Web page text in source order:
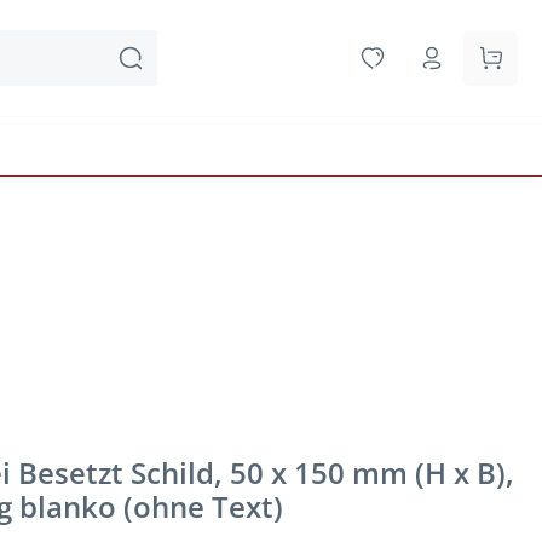
Besetzt Schild, 50 x 150 mm (H x B),
blanko (ohne Text)